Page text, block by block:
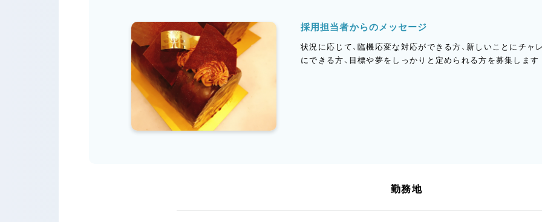
採用担当者からのメッセージ
状況に応じて、臨機応変な対応ができる方、新しいことにチャ
にできる方、目標や夢をしっかりと定められる方を募集します
勤務地